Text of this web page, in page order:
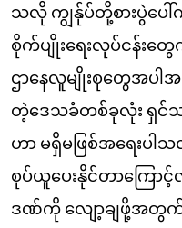
သလို ကျွန်ုပ်တို့စားပွဲပေ
စိုက်ပျိုးရေးလုပ်ငန်း
ဌာနေလူမျိုးစုတွေအပါ
တဲ့ဒေသခံတစ်ခုလုံး ရှ
ဟာ မရှိမဖြစ်အရေးပ
စုပ်ယူပေးနိုင်တာကြောင့်
ဒဏ်ကို လျော့ချဖို့အတွက်